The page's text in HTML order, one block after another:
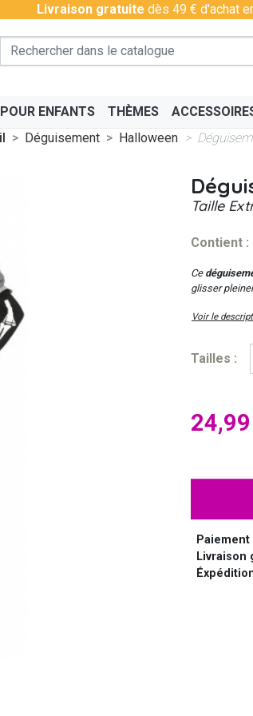
Livraison gratuite dès 49 € d'achat
DISCO &
ENFANTS THÈMES
BAVAROIS
Déguisement Halloween
Taille
Contient :
Ce
glisser
Voir le
Tailles :
Livraison